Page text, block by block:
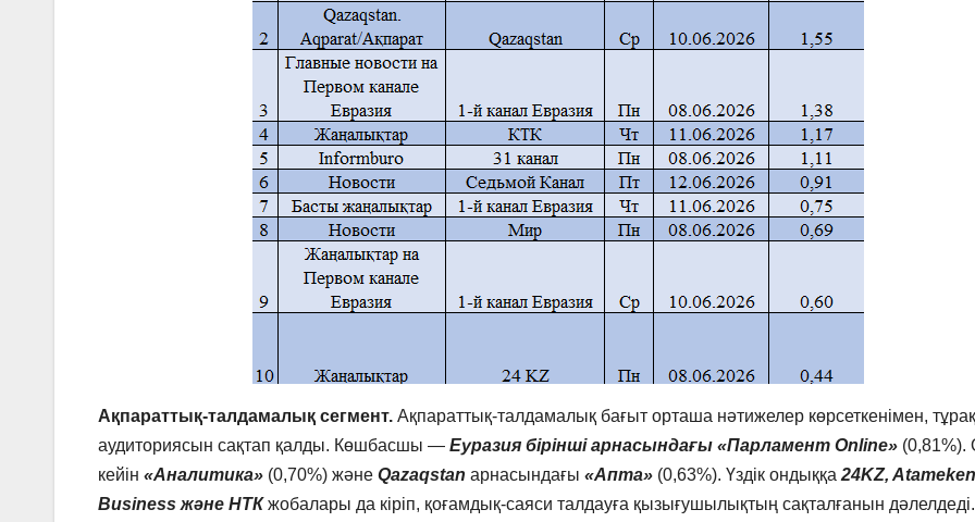
Ақпараттық-талдамалық сегмент. Ақпараттық-талдамалық бағыт орташа нәтижелер көрсеткенімен,
аудиториясын сақтап қалды. Көшбасшы — Еуразия бірінші арнасындағы «Парламент Online» (0,81%).
кейін «Аналитика» (0,70%) және Qazaqstan арнасындағы «Апта» (0,63%). Үздік ондыққа 24KZ, Atameken
Business және НТКжобалары да кіріп, қоғамдық-саяси талдауға қызығушылықтың сақталғанын дәлелдеді.